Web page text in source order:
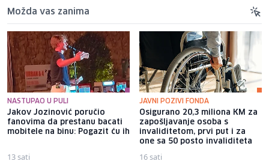
Možda vas zanima
NASTUPAO U PULI
Jakov Jozinović poručio
fanovima da prestanu bacati
mobitele na binu: Pogazit ću ih
13 sati
JAVNI POZIVI FONDA
Osigurano 20,3 miliona KM za
zapošljavanje osoba s
invaliditetom, prvi put i za
one sa 50 posto invaliditeta
16 sati